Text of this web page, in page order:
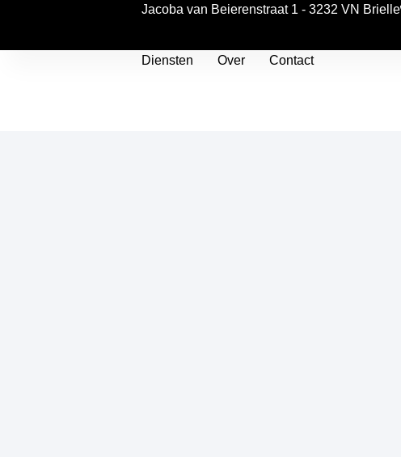
Jacoba van Beierenstraat 1 - 3232 VN Brielle
Diensten Over Contact